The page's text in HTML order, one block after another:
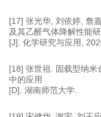
[17] 张光华, 刘依婷, 詹
及其乙醛气体降解性能
[J]. 化学研究与应用,
[18] 张世祖. 固载型纳米
中的应用
[D]. 湖南师范大学.